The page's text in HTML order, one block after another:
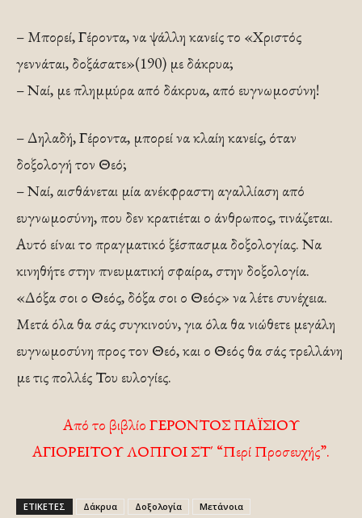
– Μπορεί, Γέροντα, να ψάλλη κανείς το «Χριστός
γεννάται, δοξάσατε»(190) με δάκρυα;
– Ναί, με πλημμύρα από δάκρυα, από ευγνωμοσύνη!
– Δηλαδή, Γέροντα, μπορεί να κλαίη κανείς, όταν
δοξολογή τον Θεό;
– Ναί, αισθάνεται μία ανέκφραστη αγαλλίαση από
ευγνωμοσύνη, που δεν κρατιέται ο άνθρωπος, τινάζεται.
Αυτό είναι το πραγματικό ξέσπασμα δοξολογίας. Να
κινηθήτε στην πνευματική σφαίρα, στην δοξολογία.
«Δόξα σοι ο Θεός, δόξα σοι ο Θεός» να λέτε συνέχεια.
Μετά όλα θα σάς συγκινούν, για όλα θα νιώθετε μεγάλη
ευγνωμοσύνη προς τον Θεό, και ο Θεός θα σάς τρελλάνη
με τις πολλές Του ευλογίες.
Από το βιβλίο ΓΕΡΟΝΤΟΣ ΠΑΪΣΙΟΥ
ΑΓΙΟΡΕΙΤΟΥ ΛΟΠΓΟΙ ΣΤ΄ “Περί Προσευχής”.
ΕΤΙΚΕΤΕΣ Δάκρυα Δοξολογία Μετάνοια